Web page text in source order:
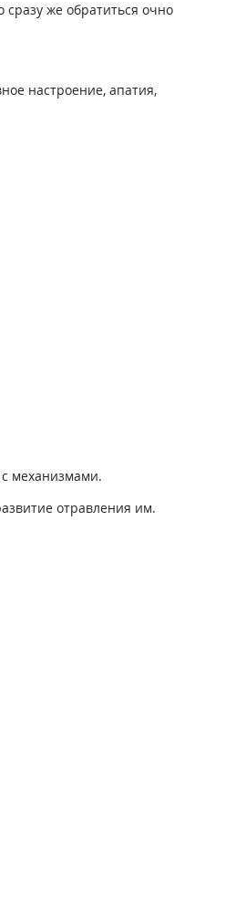
же обратиться очно
настроение, апатия,
механизмами.
отравления им.